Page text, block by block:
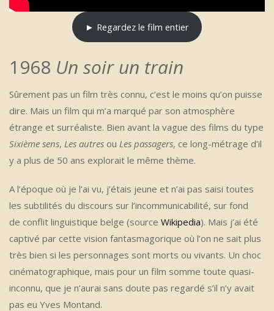
► Regardez le film entier
1968 Un soir un train
Sûrement pas un film très connu, c’est le moins qu’on puisse
dire. Mais un film qui m’a marqué par son atmosphère
étrange et surréaliste. Bien avant la vague des films du type
Sixième sens, Les autres ou Les passagers, ce long-métrage d’il
y a plus de 50 ans explorait le même thème.
A l’époque où je l’ai vu, j’étais jeune et n’ai pas saisi toutes
les subtilités du discours sur l’incommunicabilité, sur fond
de conflit linguistique belge (source Wikipedia). Mais j’ai été
captivé par cette vision fantasmagorique où l’on ne sait plus
très bien si les personnages sont morts ou vivants. Un choc
cinématographique, mais pour un film somme toute quasi-
inconnu, que je n’aurai sans doute pas regardé s’il n’y avait
pas eu Yves Montand.